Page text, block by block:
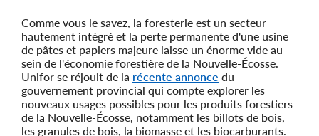
Comme vous le savez, la foresterie est un secteur
hautement intégré et la perte permanente d'une usine
de pâtes et papiers majeure laisse un énorme vide au
sein de l'économie forestière de la Nouvelle-Écosse.
Unifor se réjouit de la récente annonce du
gouvernement provincial qui compte explorer les
nouveaux usages possibles pour les produits forestiers
de la Nouvelle-Écosse, notamment les billots de bois,
les granules de bois, la biomasse et les biocarburants.